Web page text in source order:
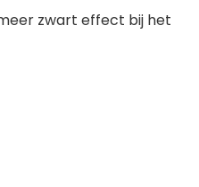
zwart effect bij het